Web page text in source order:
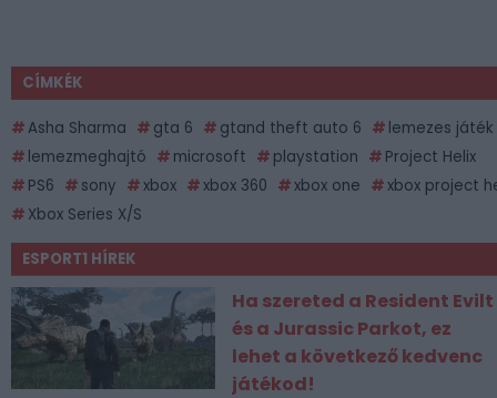
CÍMKÉK
Asha Sharma gta 6 gtand theft auto 6
lemezes játék
lemezmeghajtó
microsoft playstation
Project Helix
PS6
sony xbox xbox 360 xbox one
xbox project
Xbox Series X/S
ESPORT1 HÍREK
Ha szereted a Resident Evilt
és a Jurassic Parkot, ez
lehet a következő kedvenc
játékod!